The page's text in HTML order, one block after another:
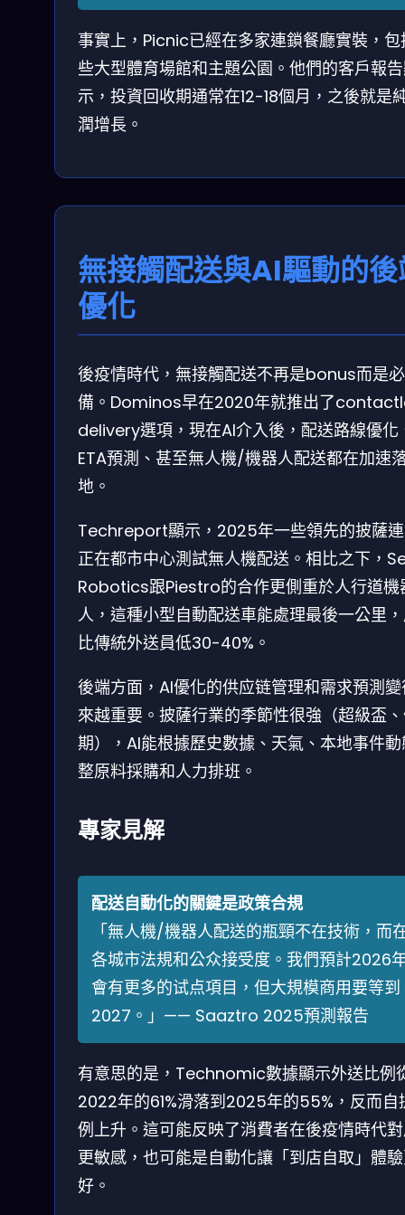
事實上，Picnic已經在多家連鎖餐廳實裝，包
些大型體育場館和主題公園。他們的客戶報
示，投資回收期通常在12-18個月，之後就是
潤增長。
無接觸配送與AI驅動的
優化
後疫情時代，無接觸配送不再是bonus而是必
備。Dominos早在2020年就推出了
delivery選項，現在AI介入後，配送路線優化
ETA預測、甚至無人機/機器人配送都在加速
地。
Techreport顯示，2025年一些領先的披薩
正在都市中心測試無人機配送。相比之下，
Robotics跟Piestro的合作更側重於人行道機
人，這種小型自動配送車能處理最後一公里
比傳統外送員低30-40%。
後端方面，AI優化的供应链管理和需求預測
來越重要。披薩行業的季節性很強（超級盃
期），AI能根據歷史數據、天氣、本地事件
整原料採購和人力排班。
專家見解
配送自動化的關鍵是政策合規
「無人機/機器人配送的瓶頸不在技術，而
各城市法規和公众接受度。我們預計2026
會有更多的试点項目，但大規模商用要等到
2027。」—— Saaztro 2025預測報告
有意思的是，Technomic數據顯示外送比例
2022年的61%滑落到2025年的55%，反而自
例上升。這可能反映了消費者在後疫情時代
更敏感，也可能是自動化讓「到店自取」體
好。